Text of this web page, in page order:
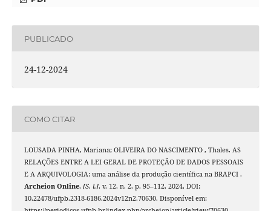
PUBLICADO
24-12-2024
COMO CITAR
LOUSADA PINHA, Mariana; OLIVEIRA DO NASCIMENTO , Thales. AS
RELAÇÕES ENTRE A LEI GERAL DE PROTEÇÃO DE DADOS PESSOAIS
E A ARQUIVOLOGIA: uma análise da produção científica na BRAPCI .
Archeion Online, [S. l.], v. 12, n. 2, p. 95–112, 2024. DOI:
10.22478/ufpb.2318-6186.2024v12n2.70630. Disponível em: